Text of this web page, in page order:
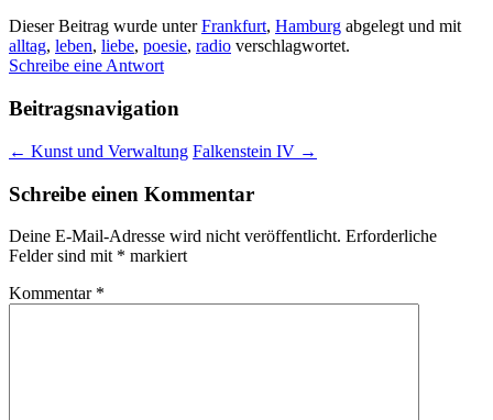
Dieser Beitrag wurde unterFrankfurt, Hamburg abgelegt und mit
alltag, leben, liebe, poesie, radio verschlagwortet.
Schreibe eine Antwort
Beitragsnavigation
← Kunst und Verwaltung Falkenstein IV →
Schreibe einen Kommentar
Deine E-Mail-Adresse wird nicht veröffentlicht. Erforderliche
Felder sind mit * markiert
Kommentar *